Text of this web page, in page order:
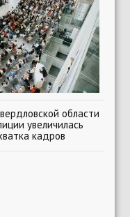
области
увеличилась
кадров